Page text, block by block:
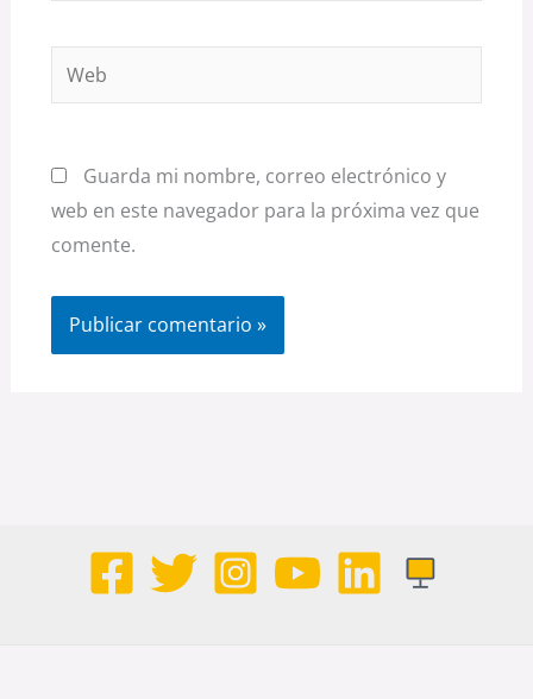
Web
Guarda mi nombre, correo electrónico y
web en este navegador para la próxima vez que
comente.